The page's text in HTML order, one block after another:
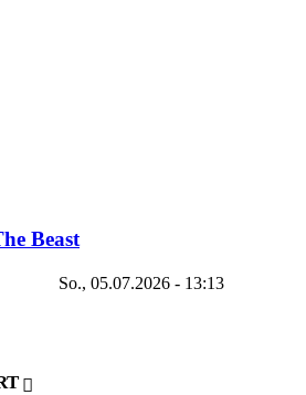
Beast
So., 05.07.2026 - 13:13